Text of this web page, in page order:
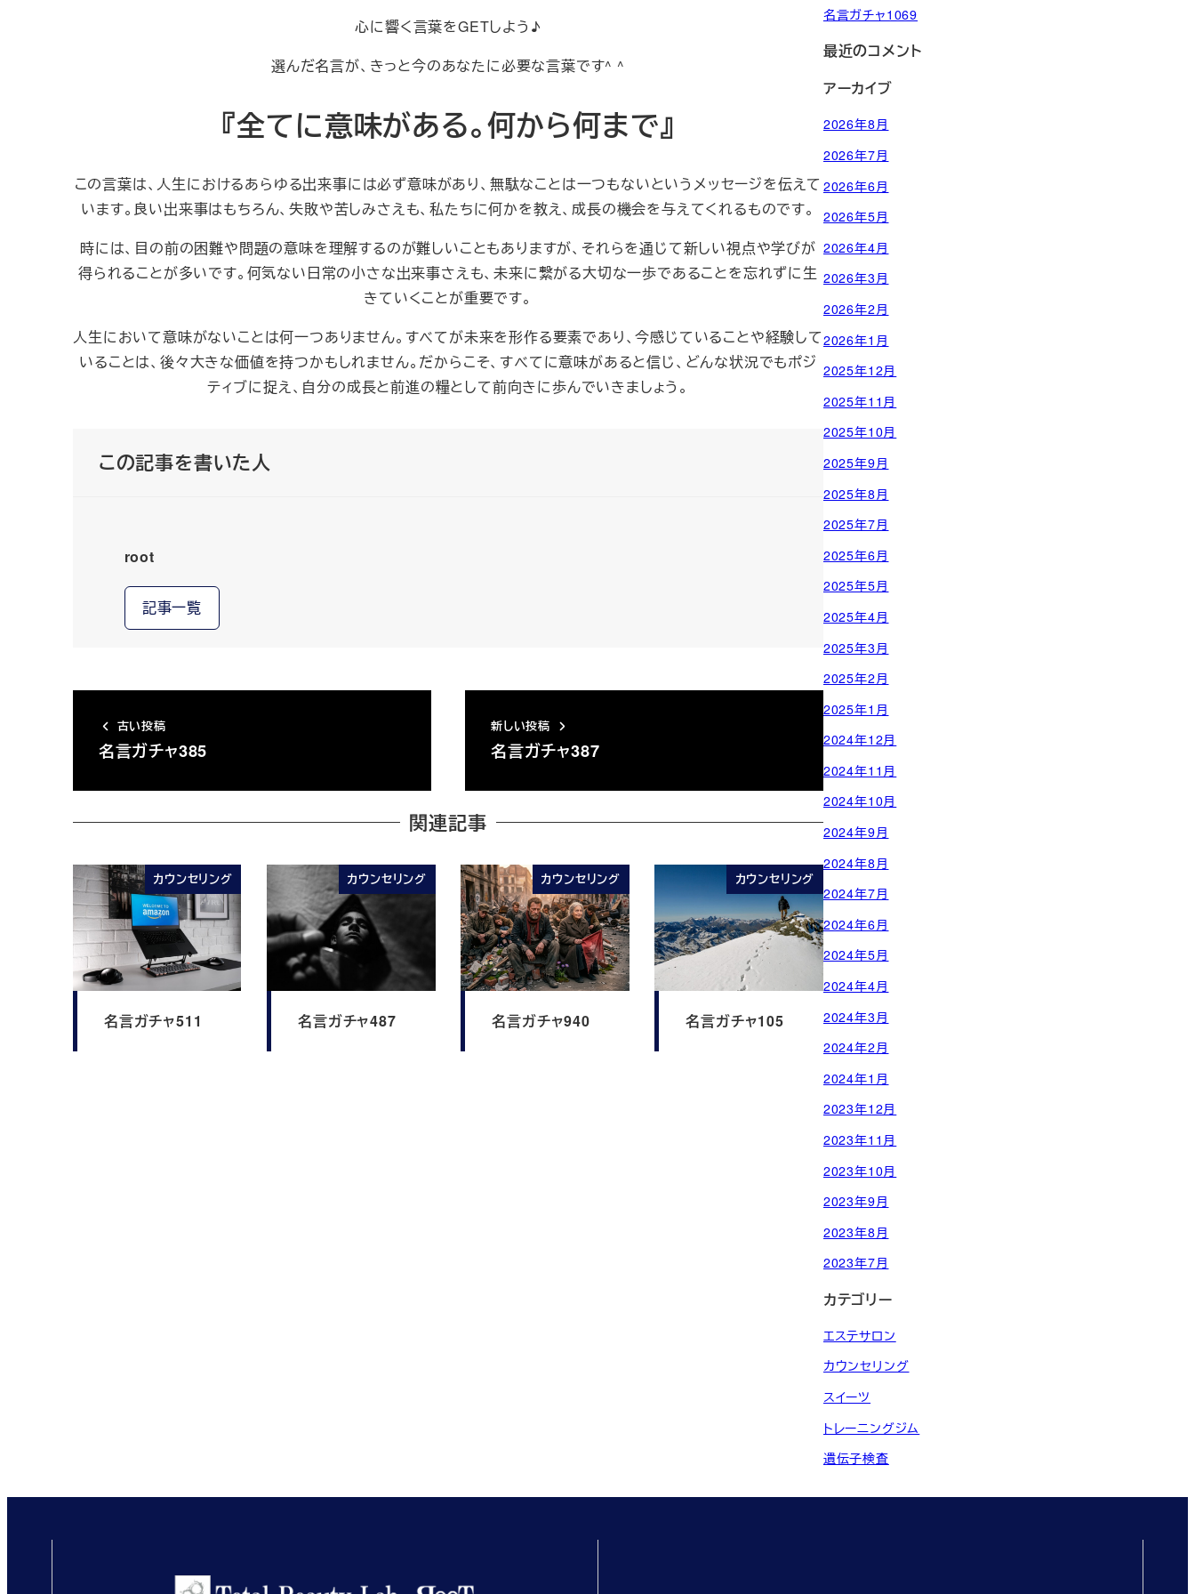
心に響く言葉をGETしよう♪
選んだ名言が、きっと今のあなたに必要な言葉です^ ^
『全てに意味がある。何から何まで』
この言葉は、人生におけるあらゆる出来事には必ず意味があり、無駄なことは一つもないというメッセージを伝えて
います。良い出来事はもちろん、失敗や苦しみさえも、私たちに何かを教え、成長の機会を与えてくれるものです。
時には、目の前の困難や問題の意味を理解するのが難しいこともありますが、それらを通じて新しい視点や学びが
得られることが多いです。何気ない日常の小さな出来事さえも、未来に繋がる大切な一歩であることを忘れずに生
きていくことが重要です。
人生において意味がないことは何一つありません。すべてが未来を形作る要素であり、今感じていることや経験して
いることは、後々大きな価値を持つかもしれません。だからこそ、すべてに意味があると信じ、どんな状況でもポジ
ティブに捉え、自分の成長と前進の糧として前向きに歩んでいきましょう。
この記事を書いた人
root
記事一覧
古い投稿
名言ガチャ385
新しい投稿
名言ガチャ387
関連記事
カウンセリング
名言ガチャ511
カウンセリング
名言ガチャ487
カウンセリング
名言ガチャ940
カウンセリング
名言ガチャ105
名言ガチャ1069
最近のコメント
アーカイブ
2026年8月
2026年7月
2026年6月
2026年5月
2026年4月
2026年3月
2026年2月
2026年1月
2025年12月
2025年11月
2025年10月
2025年9月
2025年8月
2025年7月
2025年6月
2025年5月
2025年4月
2025年3月
2025年2月
2025年1月
2024年12月
2024年11月
2024年10月
2024年9月
2024年8月
2024年7月
2024年6月
2024年5月
2024年4月
2024年3月
2024年2月
2024年1月
2023年12月
2023年11月
2023年10月
2023年9月
2023年8月
2023年7月
カテゴリー
エステサロン
カウンセリング
スイーツ
トレーニングジム
遺伝子検査